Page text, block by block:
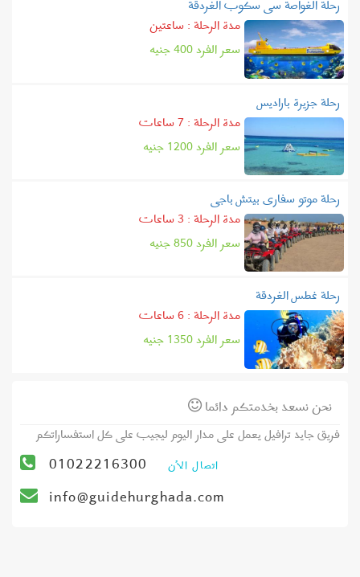
رحلة الغواصة سى سكوب الغردقة
مدة الرحلة : ساعتين
سعر الفرد400جنيه
رحلة جزيرة باراديس
مدة الرحلة : 7 ساعات
سعر الفرد1200جنيه
رحلة موتو سفارى بيتش باجى
مدة الرحلة : 3 ساعات
سعر الفرد850جنيه
رحلة غطس الغردقة
مدة الرحلة : 6 ساعات
سعر الفرد1350جنيه
نحن نسعد بخدمتكم دائما
فريق جايد ترافيل يعمل على مدار اليوم ليجيب على كل استفساراتكم
اتصال الأن
01022216300
info@guidehurghada.com